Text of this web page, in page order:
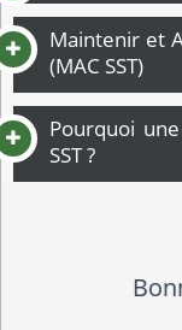
Maintenir et
(MAC SST)
Pourquoi
SST ?
Tres